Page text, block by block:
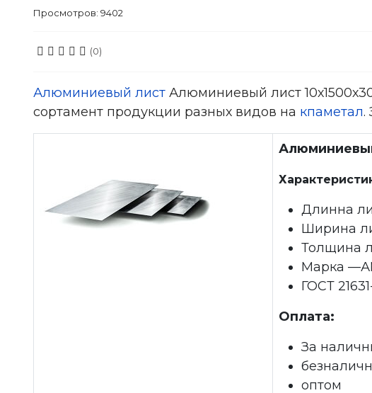
Просмотров: 9402
(0)
Алюминиевый лист Алюминиевый лист
сортамент продукции разных видов на кпаметал.
Длинна
Ширина
Толщина
Марка
ГОСТ
Оплата:
За
оптом